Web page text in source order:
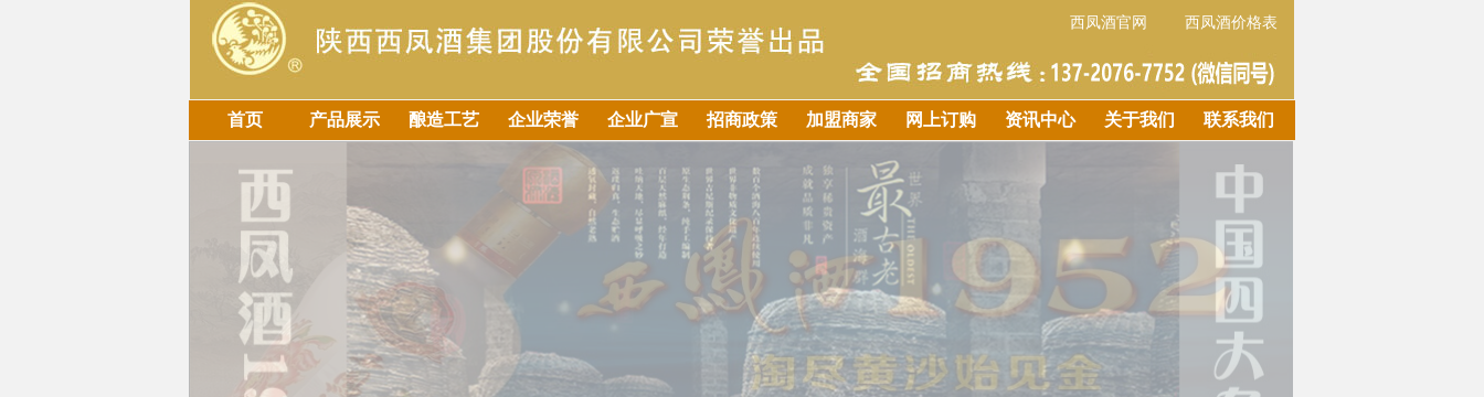
西凤酒官网 西凤酒价格表
首页 产品展示 酿造工艺 企业荣誉 企业广宣 招商政策 加盟商家 网上订购 资讯中心 关于我们 联系我们